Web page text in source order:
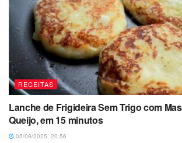
RECEITAS
Lanche de Frigideira Sem Trigo com
Queijo, em 15 minutos
05/09/2025, 20:56